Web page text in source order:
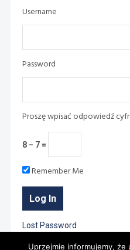
Username
Password
Proszę wpisać odpowiedź
8 − 7 =
Remember Me
Lost Password
Uprzejmie informujemy,